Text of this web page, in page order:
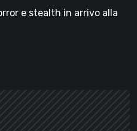
e stealth in arrivo alla